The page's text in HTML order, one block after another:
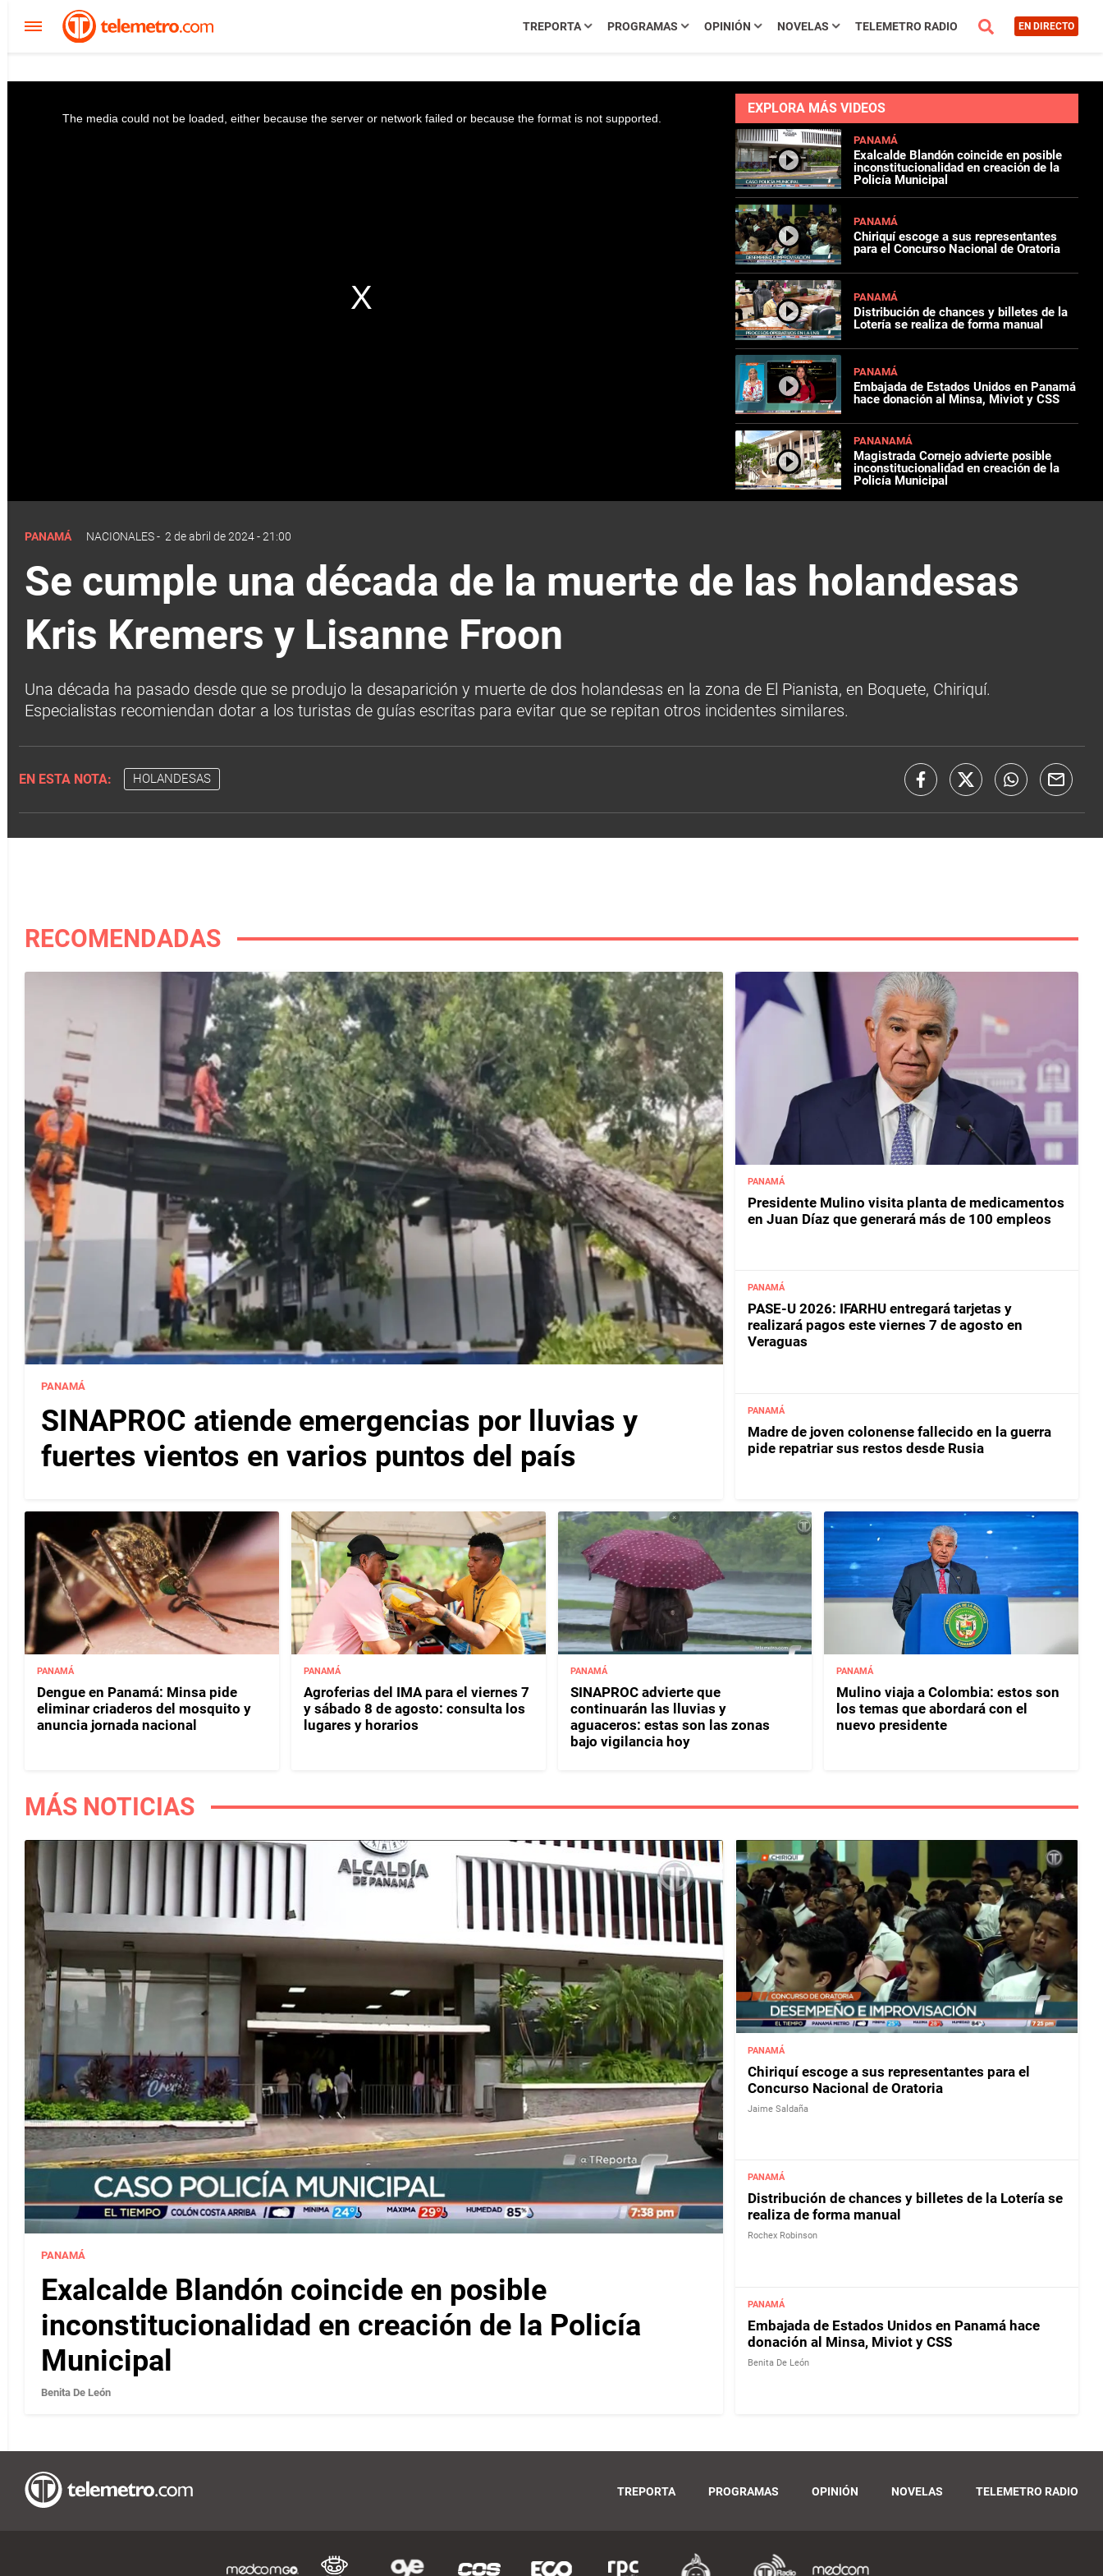
TREPORTA PROGRAMAS OPINIÓN NOVELAS TELEMETRO RADIO EN DIRECTO
The media could not be loaded, either because the server or network failed or because the format is not supported.
EXPLORA MÁS VIDEOS
PANAMÁ
Exalcalde Blandón coincide en posible
inconstitucionalidad en creación de la
Policía Municipal
PANAMÁ
Chiriquí escoge a sus representantes
para el Concurso Nacional de Oratoria
PANAMÁ
Distribución de chances y billetes de la
Lotería se realiza de forma manual
PANAMÁ
Embajada de Estados Unidos en Panamá
hace donación al Minsa, Miviot y CSS
PANANAMÁ
Magistrada Cornejo advierte posible
inconstitucionalidad en creación de la
Policía Municipal
PANAMÁ NACIONALES- 2 de abril de 2024 - 21:00
Se cumple una década de la muerte de las holandesas
Kris Kremers y Lisanne Froon
Una década ha pasado desde que se produjo la desaparición y muerte de dos holandesas en la zona de El Pianista, en Boquete, Chiriquí.
Especialistas recomiendan dotar a los turistas de guías escritas para evitar que se repitan otros incidentes similares.
EN ESTA NOTA: HOLANDESAS
RECOMENDADAS
PANAMÁ
SINAPROC atiende emergencias por lluvias y
fuertes vientos en varios puntos del país
PANAMÁ
Presidente Mulino visita planta de medicamentos
en Juan Díaz que generará más de 100 empleos
PANAMÁ
PASE-U 2026: IFARHU entregará tarjetas y
realizará pagos este viernes 7 de agosto en
Veraguas
PANAMÁ
Madre de joven colonense fallecido en la guerra
pide repatriar sus restos desde Rusia
PANAMÁ
Dengue en Panamá: Minsa pide
eliminar criaderos del mosquito y
anuncia jornada nacional
PANAMÁ
Agroferias del IMA para el viernes 7
y sábado 8 de agosto: consulta los
lugares y horarios
PANAMÁ
SINAPROC advierte que
continuarán las lluvias y
aguaceros: estas son las zonas
bajo vigilancia hoy
PANAMÁ
Mulino viaja a Colombia: estos son
los temas que abordará con el
nuevo presidente
MÁS NOTICIAS
PANAMÁ
Exalcalde Blandón coincide en posible
inconstitucionalidad en creación de la Policía
Municipal
Benita De León
PANAMÁ
Chiriquí escoge a sus representantes para el
Concurso Nacional de Oratoria
Jaime Saldaña
PANAMÁ
Distribución de chances y billetes de la Lotería se
realiza de forma manual
Rochex Robinson
PANAMÁ
Embajada de Estados Unidos en Panamá hace
donación al Minsa, Miviot y CSS
Benita De León
TREPORTA PROGRAMAS OPINIÓN NOVELAS TELEMETRO RADIO